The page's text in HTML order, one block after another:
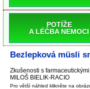
POTÍŽE
A LÉČBA NEMOCI
Bezlepková müsli
Zkušenosti s
MILOŠ BIELIK-RACIO
Pro větší náhled klikněte na